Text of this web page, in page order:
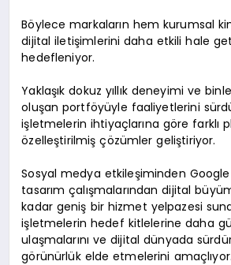
Böylece markaların hem kurumsal
dijital iletişimlerini daha etkili hale
hedefleniyor.
Yaklaşık dokuz yıllık deneyimi ve
oluşan portföyüyle faaliyetlerini
işletmelerin ihtiyaçlarına göre farklı
özelleştirilmiş çözümler geliştiriyor.
Sosyal medya etkileşiminden
tasarım çalışmalarından dijital
kadar geniş bir hizmet yelpazesi
işletmelerin hedef kitlelerine daha
ulaşmalarını ve dijital dünyada
görünürlük elde etmelerini amaçlıyor.